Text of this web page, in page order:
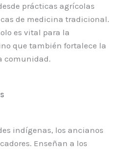
prácticas agrícolas
de medicina tradicional.
es vital para la
que también fortalece la
comunidad.
indígenas, los ancianos
Enseñan a los